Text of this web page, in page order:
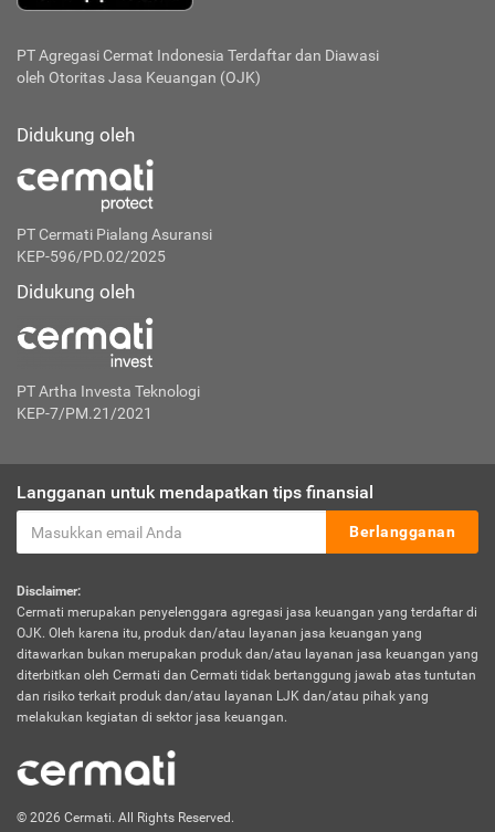
PT Agregasi Cermat Indonesia Terdaftar dan Diawasi
oleh Otoritas Jasa Keuangan (OJK)
Didukung oleh
PT Cermati Pialang Asuransi
KEP-596/PD.02/2025
Didukung oleh
PT Artha Investa Teknologi
KEP-7/PM.21/2021
Langganan untuk mendapatkan tips finansial
Berlangganan
Disclaimer:
Cermati merupakan penyelenggara agregasi jasa keuangan yang terdaftar di
OJK. Oleh karena itu, produk dan/atau layanan jasa keuangan yang
ditawarkan bukan merupakan produk dan/atau layanan jasa keuangan yang
diterbitkan oleh Cermati dan Cermati tidak bertanggung jawab atas tuntutan
dan risiko terkait produk dan/atau layanan LJK dan/atau pihak yang
melakukan kegiatan di sektor jasa keuangan.
© 2026 Cermati. All Rights Reserved.